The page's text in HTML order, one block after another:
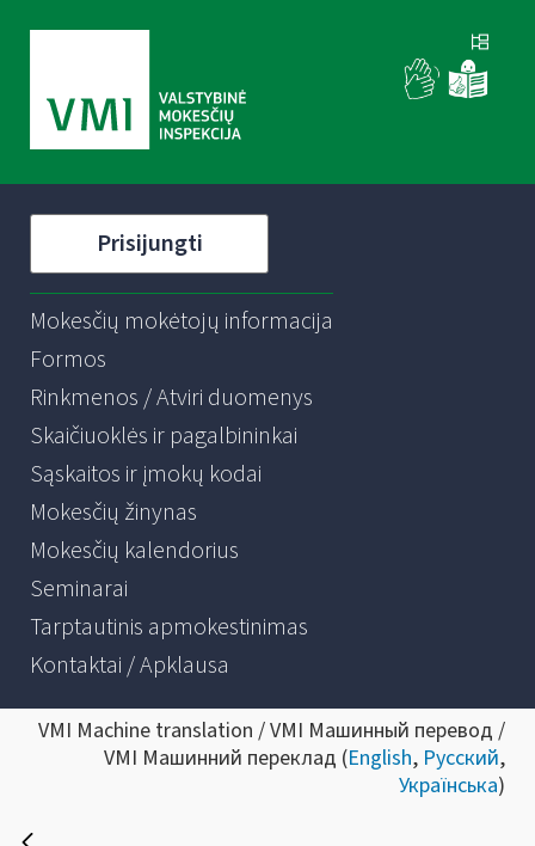
Prisijungti
Mokesčių mokėtojų informacija
Formos
Rinkmenos / Atviri duomenys
Skaičiuoklės ir pagalbininkai
Sąskaitos ir įmokų kodai
Mokesčių žinynas
Mokesčių kalendorius
Seminarai
Tarptautinis apmokestinimas
Kontaktai / Apklausa
VMI Machine translation / VMI Машинный перевод /
VMI Машинний переклад (English, Русский,
Українська)